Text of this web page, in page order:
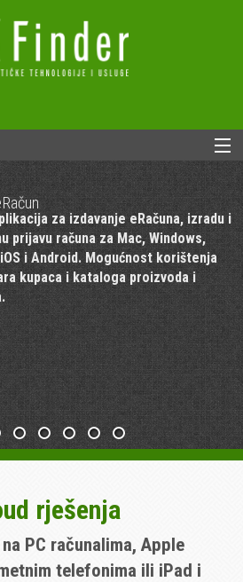
za izdavanje eRačuna, izradu i
prijavu računa za Mac, Windows,
iOS i Android. Mogućnost korištenja
kupaca i kataloga proizvoda i
rješenja
PC računalima, Apple
telefonima ili iPad i